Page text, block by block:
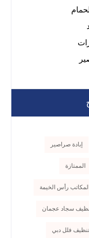
إبادة صراصير
الممتازة
رأس الخيمة
سجاد عجمان
تنظيف فلل دبي